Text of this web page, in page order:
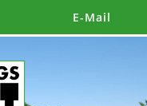
E-Mail